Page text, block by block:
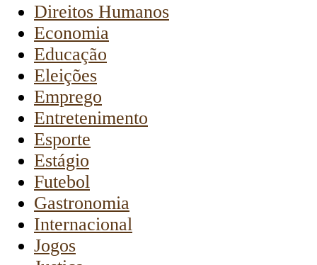
Direitos Humanos
Economia
Educação
Eleições
Emprego
Entretenimento
Esporte
Estágio
Futebol
Gastronomia
Internacional
Jogos